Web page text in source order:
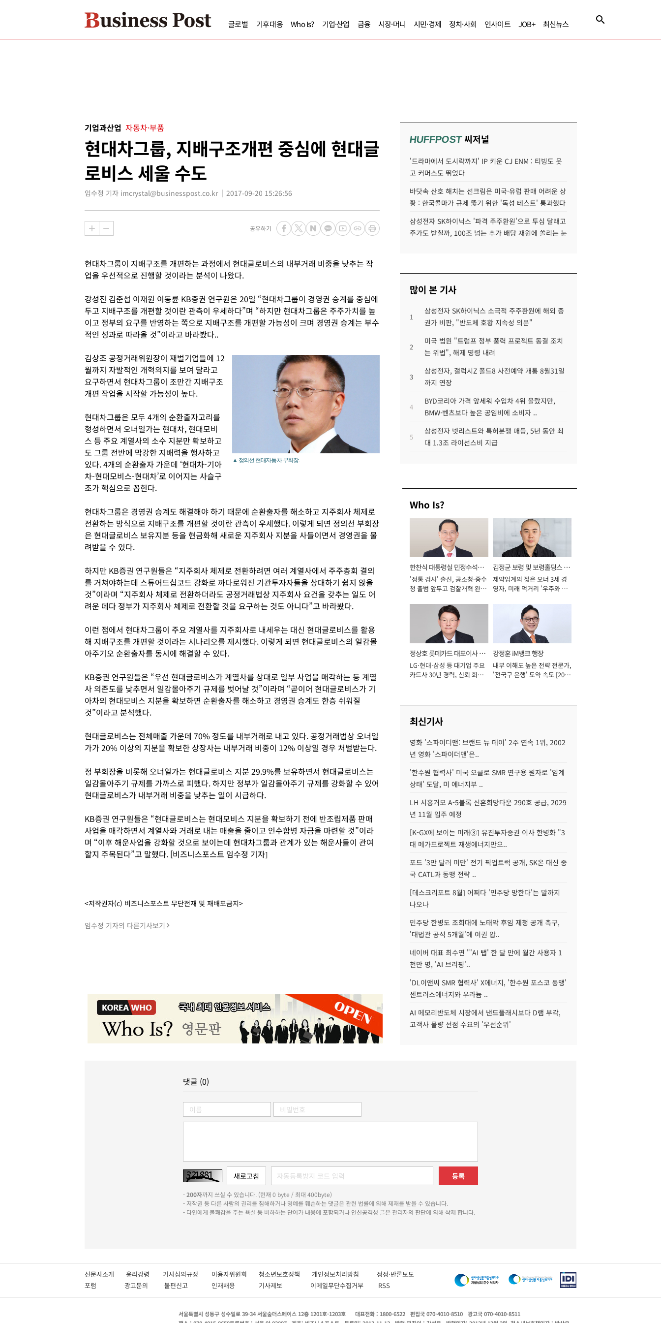
글로벌 기후대응 Who Is? 기업·산업 금융 시장·머니 시민·경제 정치·사회 인사이트 JOB+ 최신뉴스
기업과산업 자동차·부품
현대차그룹, 지배구조개편 중심에 현대글
로비스 세울 수도
임수정 기자 imcrystal@businesspost.co.kr 2017-09-20 15:26:56
공유하기
현대차그룹이 지배구조를 개편하는 과정에서 현대글로비스의 내부거래 비중을 낮추는 작
업을 우선적으로 진행할 것이라는 분석이 나왔다.
강성진 김준섭 이재원 이동륜 KB증권 연구원은 20일 “현대차그룹이 경영권 승계를 중심에
두고 지배구조를 개편할 것이란 관측이 우세하다”며 “하지만 현대차그룹은 주주가치를 높
이고 정부의 요구를 반영하는 쪽으로 지배구조를 개편할 가능성이 크며 경영권 승계는 부수
적인 성과로 따라올 것”이라고 바라봤다..
▲ 정의선 현대자동차 부회장.
김상조 공정거래위원장이 재벌기업들에 12
월까지 자발적인 개혁의지를 보여 달라고
요구하면서 현대차그룹이 조만간 지배구조
개편 작업을 시작할 가능성이 높다.
현대차그룹은 모두 4개의 순환출자고리를
형성하면서 오너일가는 현대차, 현대모비
스 등 주요 계열사의 소수 지분만 확보하고
도 그룹 전반에 막강한 지배력을 행사하고
있다. 4개의 순환출자 가운데 ‘현대차-기아
차-현대모비스-현대차’로 이어지는 사슬구
조가 핵심으로 꼽힌다.
현대차그룹은 경영권 승계도 해결해야 하기 때문에 순환출자를 해소하고 지주회사 체제로
전환하는 방식으로 지배구조를 개편할 것이란 관측이 우세했다. 이렇게 되면 정의선 부회장
은 현대글로비스 보유지분 등을 현금화해 새로운 지주회사 지분을 사들이면서 경영권을 물
려받을 수 있다.
하지만 KB증권 연구원들은 “지주회사 체제로 전환하려면 여러 계열사에서 주주총회 결의
를 거쳐야하는데 스튜어드십코드 강화로 까다로워진 기관투자자들을 상대하기 쉽지 않을
것”이라며 “지주회사 체제로 전환하더라도 공정거래법상 지주회사 요건을 갖추는 일도 어
려운 데다 정부가 지주회사 체제로 전환할 것을 요구하는 것도 아니다”고 바라봤다.
이런 점에서 현대차그룹이 주요 계열사를 지주회사로 내세우는 대신 현대글로비스를 활용
해 지배구조를 개편할 것이라는 시나리오를 제시했다. 이렇게 되면 현대글로비스의 일감몰
아주기오 순환출자를 동시에 해결할 수 있다.
KB증권 연구원들은 “우선 현대글로비스가 계열사를 상대로 일부 사업을 매각하는 등 계열
사 의존도를 낮추면서 일감몰아주기 규제를 벗어날 것”이라며 “곧이어 현대글로비스가 기
아차의 현대모비스 지분을 확보하면 순환출자를 해소하고 경영권 승계도 한층 쉬워질
것”이라고 분석했다.
현대글로비스는 전체매출 가운데 70% 정도를 내부거래로 내고 있다. 공정거래법상 오너일
가가 20% 이상의 지분을 확보한 상장사는 내부거래 비중이 12% 이상일 경우 처벌받는다.
정 부회장을 비롯해 오너일가는 현대글로비스 지분 29.9%를 보유하면서 현대글로비스는
일감몰아주기 규제를 가까스로 피했다. 하지만 정부가 일감몰아주기 규제를 강화할 수 있어
현대글로비스가 내부거래 비중을 낮추는 일이 시급하다.
KB증권 연구원들은 “현대글로비스는 현대모비스 지분을 확보하기 전에 반조립제품 판매
사업을 매각하면서 계열사와 거래로 내는 매출을 줄이고 인수합병 자금을 마련할 것”이라
며 “이후 해운사업을 강화할 것으로 보이는데 현대차그룹과 관계가 있는 해운사들이 관여
할지 주목된다”고 말했다. [비즈니스포스트 임수정 기자]
<저작권자(c) 비즈니스포스트 무단전재 및 재배포금지>
임수정 기자의 다른기사보기
HUFFPOST씨저널
'드라마에서 도시락까지' IP 키운 CJ ENM : 티빙도 웃
고 커머스도 뛰었다
바닷속 산호 해치는 선크림은 미국·유럽 판매 어려운 상
황 : 한국콜마가 규제 뚫기 위한 '독성 테스트' 통과했다
삼성전자 SK하이닉스 '파격 주주환원'으로 투심 달래고
주가도 받칠까, 100조 넘는 추가 배당 재원에 쏠리는 눈
많이 본 기사
1
삼성전자 SK하이닉스 소극적 주주환원에 해외 증
권가 비판, "반도체 호황 지속성 의문"
2
미국 법원 "트럼프 정부 풍력 프로젝트 동결 조치
는 위법", 해제 명령 내려
3
삼성전자, 갤럭시Z 폴드8 사전예약 개통 8월31일
까지 연장
4
BYD코리아 가격 앞세워 수입차 4위 올랐지만,
BMW·벤츠보다 높은 공임비에 소비자 ..
5
삼성전자 넷리스트와 특허분쟁 매듭, 5년 동안 최
대 1.3조 라이선스비 지급
Who Is?
한찬식 대통령실 민정수석비
서관
'정통 검사' 출신, 공소청·중수
청 출범 앞두고 검찰개혁 완수
김정균 보령 및 보령홀딩스 대
표이사 사장
제약업계의 젊은 오너 3세 경
영자, 미래 먹거리 '우주와 헬
정상호 롯데카드 대표이사 사
장
LG·현대·삼성 등 대기업 주요
카드사 30년 경력, 신뢰 회복
강정훈 iM뱅크 행장
내부 이해도 높은 전략 전문가,
'전국구 은행' 도약 속도 [2026
최신기사
영화 '스파이더맨: 브랜드 뉴 데이' 2주 연속 1위, 2002
년 영화 '스파이더맨'은..
'한수원 협력사' 미국 오클로 SMR 연구용 원자로 '임계
상태' 도달, 미 에너지부 ..
LH 시흥거모 A-5블록 신혼희망타운 290호 공급, 2029
년 11월 입주 예정
[K-GX에 보이는 미래③] 유진투자증권 이사 한병화 "3
대 메가프로젝트 재생에너지만으..
포드 '3만 달러 미만' 전기 픽업트럭 공개, SK온 대신 중
국 CATL과 동맹 전략 ..
[데스크리포트 8월] 어쩌다 '민주당 망한다'는 말까지
나오나
민주당 한병도 조희대에 노태악 후임 제청 공개 촉구,
'대법관 공석 5개월'에 여권 압..
네이버 대표 최수연 "'AI 탭' 한 달 만에 월간 사용자 1
천만 명, 'AI 브리핑'..
'DL이앤씨 SMR 협력사' X에너지, '한수원 포스코 동맹'
센트러스에너지와 우라늄 ..
AI 메모리반도체 시장에서 낸드플래시보다 D램 부각,
고객사 물량 선점 수요의 '우선순위'
댓글 (0)
등록
-200자까지 쓰실 수 있습니다. (현재 0 byte / 최대 400byte)
- 저작권 등 다른 사람의 권리를 침해하거나 명예를 훼손하는 댓글은 관련 법률에 의해 제재를 받을 수 있습니다.
- 타인에게 불쾌감을 주는 욕설 등 비하하는 단어가 내용에 포함되거나 인신공격성 글은 관리자의 판단에 의해 삭제 합니다.
신문사소개 윤리강령 기사심의규정 이용자위원회 청소년보호정책 개인정보처리방침 정정·반론보도
포럼
광고문의 불편신고 인재채용 기사제보 이메일무단수집거부 RSS
서울특별시 성동구 성수일로 39-34 서울숲더스페이스 12층 1201호-1203호 대표전화 : 1800-6522 편집국 070-4010-8510
광고국 070-4010-8511